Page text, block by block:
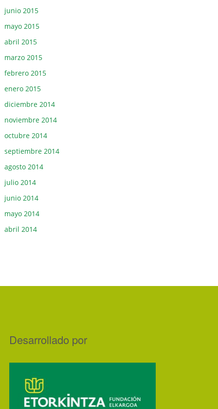
junio 2015
mayo 2015
abril 2015
marzo 2015
febrero 2015
enero 2015
diciembre 2014
noviembre 2014
octubre 2014
septiembre 2014
agosto 2014
julio 2014
junio 2014
mayo 2014
abril 2014
Desarrollado por